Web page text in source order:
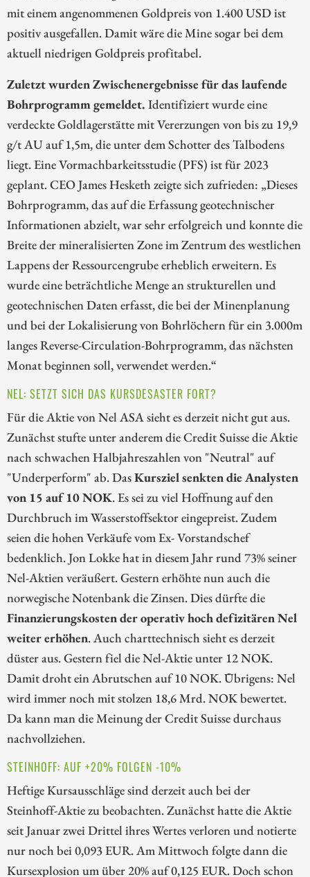
mit einem angenommenen Goldpreis von 1.400 USD ist
positiv ausgefallen. Damit wäre die Mine sogar bei dem
aktuell niedrigen Goldpreis profitabel.
Zuletzt wurden Zwischenergebnisse für das laufende
Bohrprogramm gemeldet. Identifiziert wurde eine
verdeckte Goldlagerstätte mit Vererzungen von bis zu 19,9
g/t AU auf 1,5m, die unter dem Schotter des Talbodens
liegt. Eine Vormachbarkeitsstudie (PFS) ist für 2023
geplant. CEO James Hesketh zeigte sich zufrieden: „Dieses
Bohrprogramm, das auf die Erfassung geotechnischer
Informationen abzielt, war sehr erfolgreich und konnte die
Breite der mineralisierten Zone im Zentrum des westlichen
Lappens der Ressourcengrube erheblich erweitern. Es
wurde eine beträchtliche Menge an strukturellen und
geotechnischen Daten erfasst, die bei der Minenplanung
und bei der Lokalisierung von Bohrlöchern für ein 3.000m
langes Reverse-Circulation-Bohrprogramm, das nächsten
Monat beginnen soll, verwendet werden.“
NEL: SETZT SICH DAS KURSDESASTER FORT?
Für die Aktie von Nel ASA sieht es derzeit nicht gut aus.
Zunächst stufte unter anderem die Credit Suisse die Aktie
nach schwachen Halbjahreszahlen von "Neutral" auf
"Underperform" ab. DasKursziel senkten die Analysten
von 15 auf 10 NOK. Es sei zu viel Hoffnung auf den
Durchbruch im Wasserstoffsektor eingepreist. Zudem
seien die hohen Verkäufe vom Ex- Vorstandschef
bedenklich. Jon Lokke hat in diesem Jahr rund 73% seiner
Nel-Aktien veräußert. Gestern erhöhte nun auch die
norwegische Notenbank die Zinsen. Dies dürfte die
Finanzierungskosten der operativ hoch defizitären Nel
weiter erhöhen. Auch charttechnisch sieht es derzeit
düster aus. Gestern fiel die Nel-Aktie unter 12 NOK.
Damit droht ein Abrutschen auf 10 NOK. Übrigens: Nel
wird immer noch mit stolzen 18,6 Mrd. NOK bewertet.
Da kann man die Meinung der Credit Suisse durchaus
nachvollziehen.
STEINHOFF: AUF +20% FOLGEN -10%
Heftige Kursausschläge sind derzeit auch bei der
Steinhoff-Aktie zu beobachten. Zunächst hatte die Aktie
seit Januar zwei Drittel ihres Wertes verloren und notierte
nur noch bei 0,093 EUR. Am Mittwoch folgte dann die
Kursexplosion um über 20% auf 0,125 EUR. Doch schon